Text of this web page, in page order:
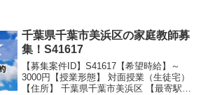
千葉県千葉市美浜区の家庭教師募
集！S41617
【募集案件ID】S41617【希望時給】～
3000円【授業形態】 対面授業（生徒宅）
【住所】 千葉県千葉市美浜区 【最寄駅】